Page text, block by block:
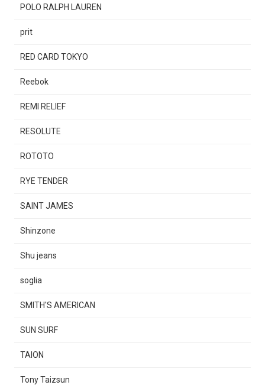
POLO RALPH LAUREN
prit
RED CARD TOKYO
Reebok
REMI RELIEF
RESOLUTE
ROTOTO
RYE TENDER
SAINT JAMES
Shinzone
Shu jeans
soglia
SMITH'S AMERICAN
SUN SURF
TAION
Tony Taizsun